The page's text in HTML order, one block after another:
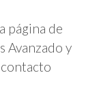
página de
Avanzado y